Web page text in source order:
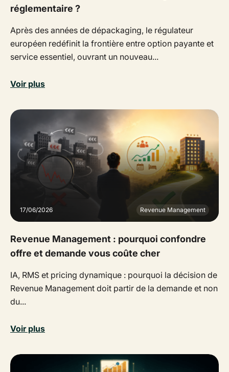
réglementaire ?
Après des années de dépackaging, le régulateur
européen redéfinit la frontière entre option payante et
service essentiel, ouvrant un nouveau...
Voir plus
17/06/2026 Revenue Management
Revenue Management : pourquoi confondre
offre et demande vous coûte cher
IA, RMS et pricing dynamique : pourquoi la décision de
Revenue Management doit partir de la demande et non
du...
Voir plus